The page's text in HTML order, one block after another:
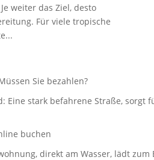
weiter das Ziel, desto
Für viele tropische
Sie bezahlen?
buchen